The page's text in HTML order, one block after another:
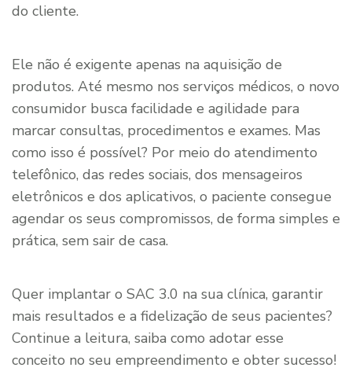
do cliente.
Ele não é exigente apenas na aquisição de
produtos. Até mesmo nos serviços médicos, o novo
consumidor busca facilidade e agilidade para
marcar consultas, procedimentos e exames. Mas
como isso é possível? Por meio do atendimento
telefônico, das redes sociais, dos mensageiros
eletrônicos e dos aplicativos, o paciente consegue
agendar os seus compromissos, de forma simples e
prática, sem sair de casa.
Quer implantar o SAC 3.0 na sua clínica, garantir
mais resultados e a fidelização de seus pacientes?
Continue a leitura, saiba como adotar esse
conceito no seu empreendimento e obter sucesso!